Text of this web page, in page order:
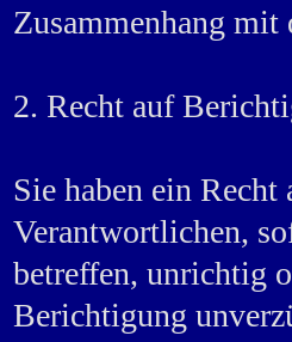
Zusammenhang
2. Recht auf
Sie haben ein
Verantwortlichen,
betreffen, unrichtig
Berichtigung